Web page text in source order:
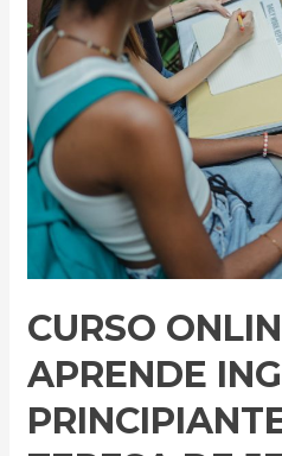
CURSO
APRENDE
Aprende
Inglés
Nivel
Principiante
Gratis
–
Teresa
Jesús
Gamero